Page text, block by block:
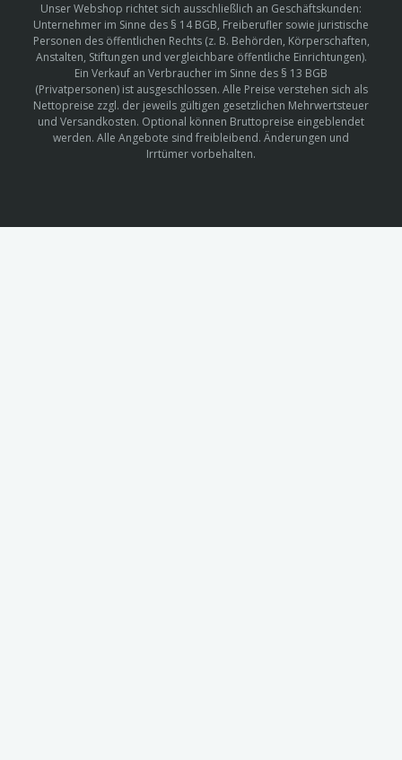
Unser Webshop richtet sich ausschließlich an Geschäftskunden:
Unternehmer im Sinne des § 14 BGB, Freiberufler sowie juristische
Personen des öffentlichen Rechts (z. B. Behörden, Körperschaften,
Anstalten, Stiftungen und vergleichbare öffentliche Einrichtungen).
Ein Verkauf an Verbraucher im Sinne des § 13 BGB
(Privatpersonen) ist ausgeschlossen. Alle Preise verstehen sich als
Nettopreise zzgl. der jeweils gültigen gesetzlichen Mehrwertsteuer
und Versandkosten. Optional können Bruttopreise eingeblendet
werden. Alle Angebote sind freibleibend. Änderungen und
Irrtümer vorbehalten.